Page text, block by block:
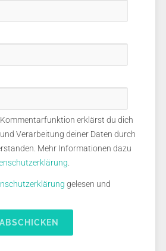
erklärst du dich
Verarbeitung deiner Daten durch
Mehr Informationen dazu
.
gelesen und